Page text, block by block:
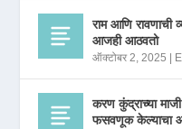
राम आणि रावणाची
आजही आठवतो
ऑक्टोबर 2, 2025
करण कुंद्राच्या
फसवणूक केल्याचा